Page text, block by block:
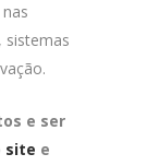
sistemas
e ser
site e